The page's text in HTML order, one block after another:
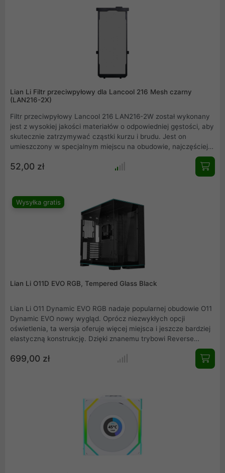
kompatybilność z topowymi podzespołami.
Lian Li Filtr przeciwpyłowy dla Lancool 216 Mesh czarny
(LAN216-2X)
Filtr przeciwpyłowy Lancool 216 LAN216-2W został wykonany
jest z wysokiej jakości materiałów o odpowiedniej gęstości, aby
skutecznie zatrzymywać cząstki kurzu i brudu. Jest on
umieszczony w specjalnym miejscu na obudowie, najczęściej
w okolicy wlotu powietrza. Dzięki temu filtr przeciwpyłowy
chroni wnętrze komputera przed dostaniem się zanieczyszczeń
52,00 zł
Wysyłka gratis
Lian Li O11D EVO RGB, Tempered Glass Black
Lian Li O11 Dynamic EVO RGB nadaje popularnej obudowie O11
Dynamic EVO nowy wygląd. Oprócz niezwykłych opcji
oświetlenia, ta wersja oferuje więcej miejsca i jeszcze bardziej
elastyczną konstrukcję. Dzięki znanemu trybowi Reverse
Mode, możesz całkowicie odwrócić obudowę i zawsze mieć
doskonały widok na najlepszą stronę swojego systemu.
Regulowana tacka na płytę główną zapewnia dziesiątki opcji
699,00 zł